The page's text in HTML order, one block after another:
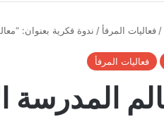
/ فعاليات المرفأ/ ندوة فكرية بعنوان:
فعاليات المرفأ
المدرسة